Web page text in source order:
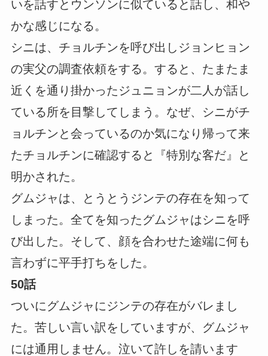
いを話すとウンソンに似ていると話し、和や
かな感じになる。
シニは、チョルチンを呼び出しジョンヒョン
の実父の調査依頼をする。すると、たまたま
近くを通り掛かったジュニョンが二人が話し
ている所を目撃してしまう。なぜ、シニがチ
ョルチンと会っているのか気になり帰って来
たチョルチンに確認すると『特別な客だ』と
明かされた。
グムジャは、とうとうジンテの存在を知って
しまった。全てを知ったグムジャはシニを呼
び出した。そして、顔を合わせた途端に何も
言わずに平手打ちをした。
50話
ついにグムジャにジンテの存在がバレまし
た。苦しい言い訳をしていますが、グムジャ
には通用しません。泣いて許しを請います